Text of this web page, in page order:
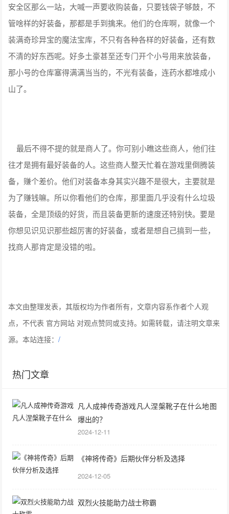
安全区那么一站，大喊一声要收购装备，只要钱袋子够鼓，不
管啥样的好装备，那都是手到擒来。他们的仓库啊，就像一个
装满奇珍异宝的魔法宝库，不只有各种各样的好装备，还有数
不清的好东西呢。好多土豪甚至还专门开个小号用来放装备，
那小号的仓库塞得满满当当的，不光有装备，连药水都堆成小
山了。
最后不得不提的就是商人了。你可别小瞧这些商人，他们往
往才是拥有最好装备的人。这些商人整天忙着在游戏里倒腾装
备，赚个差价。他们对装备本身其实兴趣不是很大，主要就是
为了赚钱嘛。所以你看他们的仓库，那里面几乎没有什么垃圾
装备，全是顶级的好货，而且装备更新的速度还特别快。要是
你想见识见识那些超厉害的好装备，或者是想自己搞到一些，
找商人那肯定是没错的啦。
本文由整理发表，其版权均为作者所有，文章内容系作者个人观
点，不代表 官方网站 对观点赞同或支持。如需转载，请注明文章来
源。本站连接：/
热门文章
凡人成神传奇游戏凡人涅槃靴子在什么地图
爆出的？
2024-12-11
《神将传奇》后期伙伴分析及选择
2024-12-05
双烈火技能助力战士称霸